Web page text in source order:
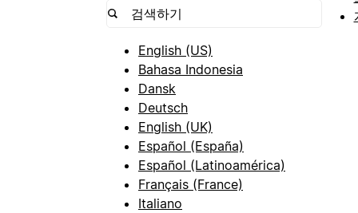
English (US)
Bahasa Indonesia
Dansk
Deutsch
English (UK)
Español (España)
Español (Latinoamérica)
Français (France)
Italiano